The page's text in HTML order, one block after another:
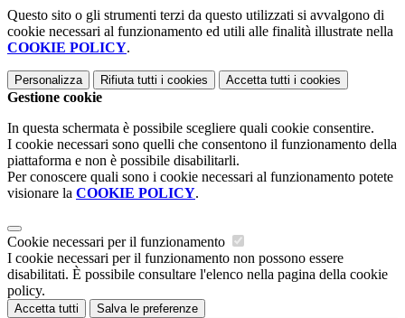
Questo sito o gli strumenti terzi da questo utilizzati si avvalgono di
cookie necessari al funzionamento ed utili alle finalità illustrate nella
COOKIE POLICY.
Personalizza Rifiuta tutti i cookies Accetta tutti i cookies
Gestione cookie
In questa schermata è possibile scegliere quali cookie consentire.
I cookie necessari sono quelli che consentono il funzionamento della
piattaforma e non è possibile disabilitarli.
Per conoscere quali sono i cookie necessari al funzionamento potete
visionare la COOKIE POLICY.
Cookie necessari per il funzionamento
I cookie necessari per il funzionamento non possono essere
disabilitati. È possibile consultare l'elenco nella pagina della cookie
policy.
Accetta tutti Salva le preferenze